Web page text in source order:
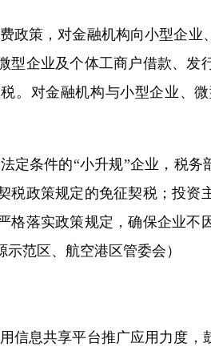
策，对金融机构向小型企业
型企业及个体工商户借款、
。对金融机构与小型企业、
件的“小升规”企业，税务
税政策规定的免征契税；投
格落实政策规定，确保企业
范区、航空港区管委会）
息共享平台推广应用力度，